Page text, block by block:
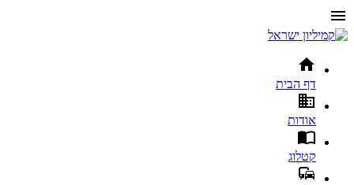
דף הבית
אודות
קטלוג